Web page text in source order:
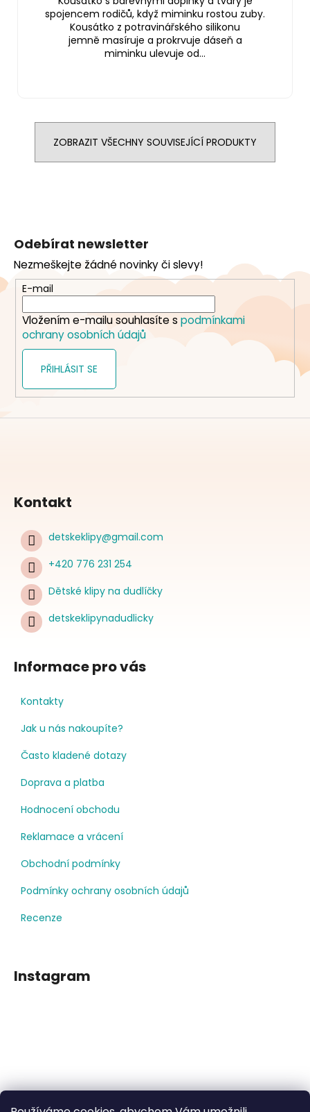
spojencem rodičů, když miminku rostou zuby.
Kousátko z potravinářského silikonu
jemně masíruje a prokrvuje dáseň a
miminku ulevuje od...
ZOBRAZIT VŠECHNY SOUVISEJÍCÍ PRODUKTY
a
t
Odebírat newsletter
Nezmeškejte žádné novinky či slevy!
E-mail
Vložením e-mailu souhlasíte s podmínkami
ochrany osobních údajů
PŘIHLÁSIT SE
Kontakt
detskeklipy@gmail.com
+420 776 231 254
Dětské klipy na dudlíčky
detskeklipynadudlicky
Informace pro vás
Kontakty
Jak u nás nakoupíte?
Často kladené dotazy
Doprava a platba
Hodnocení obchodu
Reklamace a vrácení
Obchodní podmínky
Podmínky ochrany osobních údajů
Recenze
Instagram